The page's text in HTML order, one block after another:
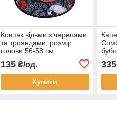
Ковпак відьми з черепами
та трояндами, розмір
голови 56-58 см
135₴/од.
Купити
335